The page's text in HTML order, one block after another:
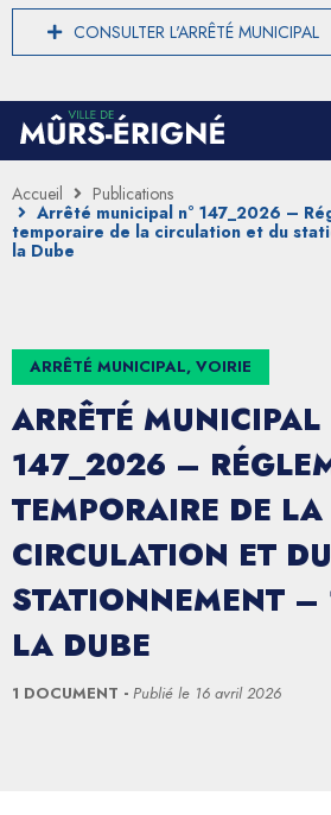
CONSULTER L'ARRÊTÉ MUNICIPAL
Accueil
Publications
Arrêté municipal n° 147_2026 –
temporaire de la circulation et du
la Dube
ARRÊTÉ MUNICIPAL, VOIRIE
ARRÊTÉ MUNICIPAL
147_2026 –
TEMPORAIRE DE LA
CIRCULATION ET DU
STATIONNEMENT –
LA DUBE
1 DOCUMENT Publié le 16 avril 2026